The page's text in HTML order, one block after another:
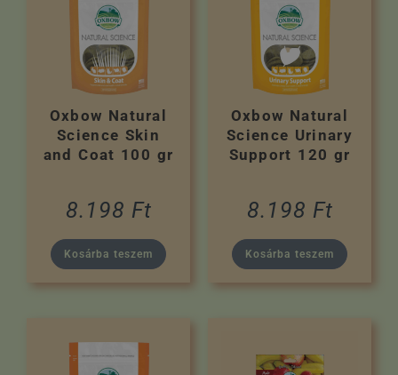
Oxbow Natural
Science Skin
and Coat 100 gr
8.198 Ft
Kosárba teszem
Oxbow Natural
Science Urinary
Support 120 gr
8.198 Ft
Kosárba teszem